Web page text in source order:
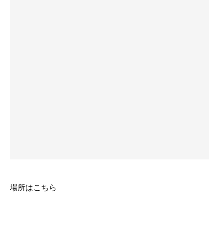
場所はこちら